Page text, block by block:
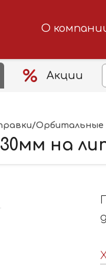
О
Акции
Орбитальные
на